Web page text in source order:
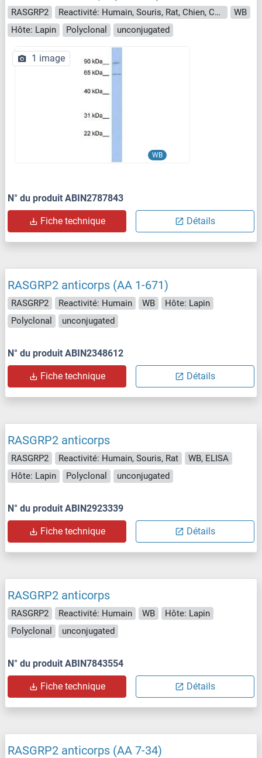
RASGRP2 Reactivité: Humain, Souris, Rat, Chien, Cobaye, Boeuf (Vache), Lapin
WB
Hôte: Lapin
Polyclonal unconjugated
WB
1 image
N° du produit ABIN2787843
Fiche technique Détails
RASGRP2 anticorps (AA 1-671)
RASGRP2 Reactivité: Humain WB
Hôte: Lapin
Polyclonal
unconjugated
N° du produit ABIN2348612
Fiche technique Détails
RASGRP2 anticorps
RASGRP2 Reactivité: Humain, Souris, Rat
WB, ELISA
Hôte: Lapin
Polyclonal unconjugated
N° du produit ABIN2923339
Fiche technique Détails
RASGRP2 anticorps
RASGRP2 Reactivité: Humain WB
Hôte: Lapin
Polyclonal
unconjugated
N° du produit ABIN7843554
Fiche technique Détails
RASGRP2 anticorps (AA 7-34)